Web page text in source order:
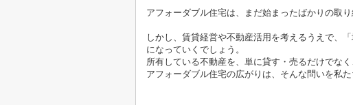
アフォーダブル住宅は、まだ始まったばかりの取り
しかし、賃貸経営や不動産活用を考えるうえで、
になっていくでしょう。
所有している不動産を、単に貸す・売るだけでな
アフォーダブル住宅の広がりは、そんな問いを私